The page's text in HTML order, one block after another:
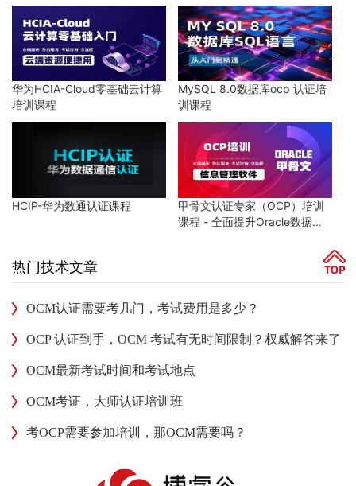
华为HCIA-Cloud零基础云计算
培训课程
MySQL 8.0数据库ocp 认证培
训课程
HCIP-华为数通认证课程
甲骨文认证专家（OCP）培训
课程 - 全面提升Oracle数据库
热门技术文章
OCM认证需要考几门，考试费用是多少？
OCP 认证到手，OCM 考试有无时间限制？权威解答来了
OCM最新考试时间和考试地点
OCM考证，大师认证培训班
考OCP需要参加培训，那OCM需要吗？